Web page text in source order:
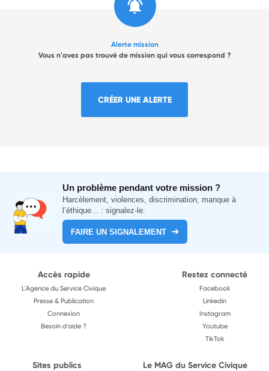
Alerte mission
Vous n'avez pas trouvé de mission qui vous correspond ?
CRÉER UNE ALERTE
Un problème pendant votre mission ?
Harcèlement, violences, discrimination, manque à
l’éthique... : signalez-le.
FAIRE UN SIGNALEMENT
Accès rapide
L'Agence du Service Civique
Presse & Publication
Connexion
Besoin d'aide ?
Restez connecté
Facebook
Linkedin
Instagram
Youtube
TikTok
Sites publics Le MAG du Service Civique